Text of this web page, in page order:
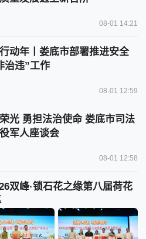
08-01 14:21
动年丨娄底市部署推进安全
治违”工作
08-01 12:59
光 勇担法治使命 娄底市司法
军人座谈会
08-01 12:58
双峰·锁石花之缘第八届荷花